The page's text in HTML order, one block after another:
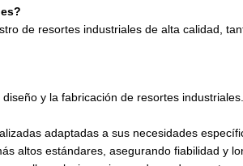
de resortes industriales de alta calidad,
y la fabricación de resortes
adaptadas a sus necesidades
altos estándares, asegurando fiabilidad y